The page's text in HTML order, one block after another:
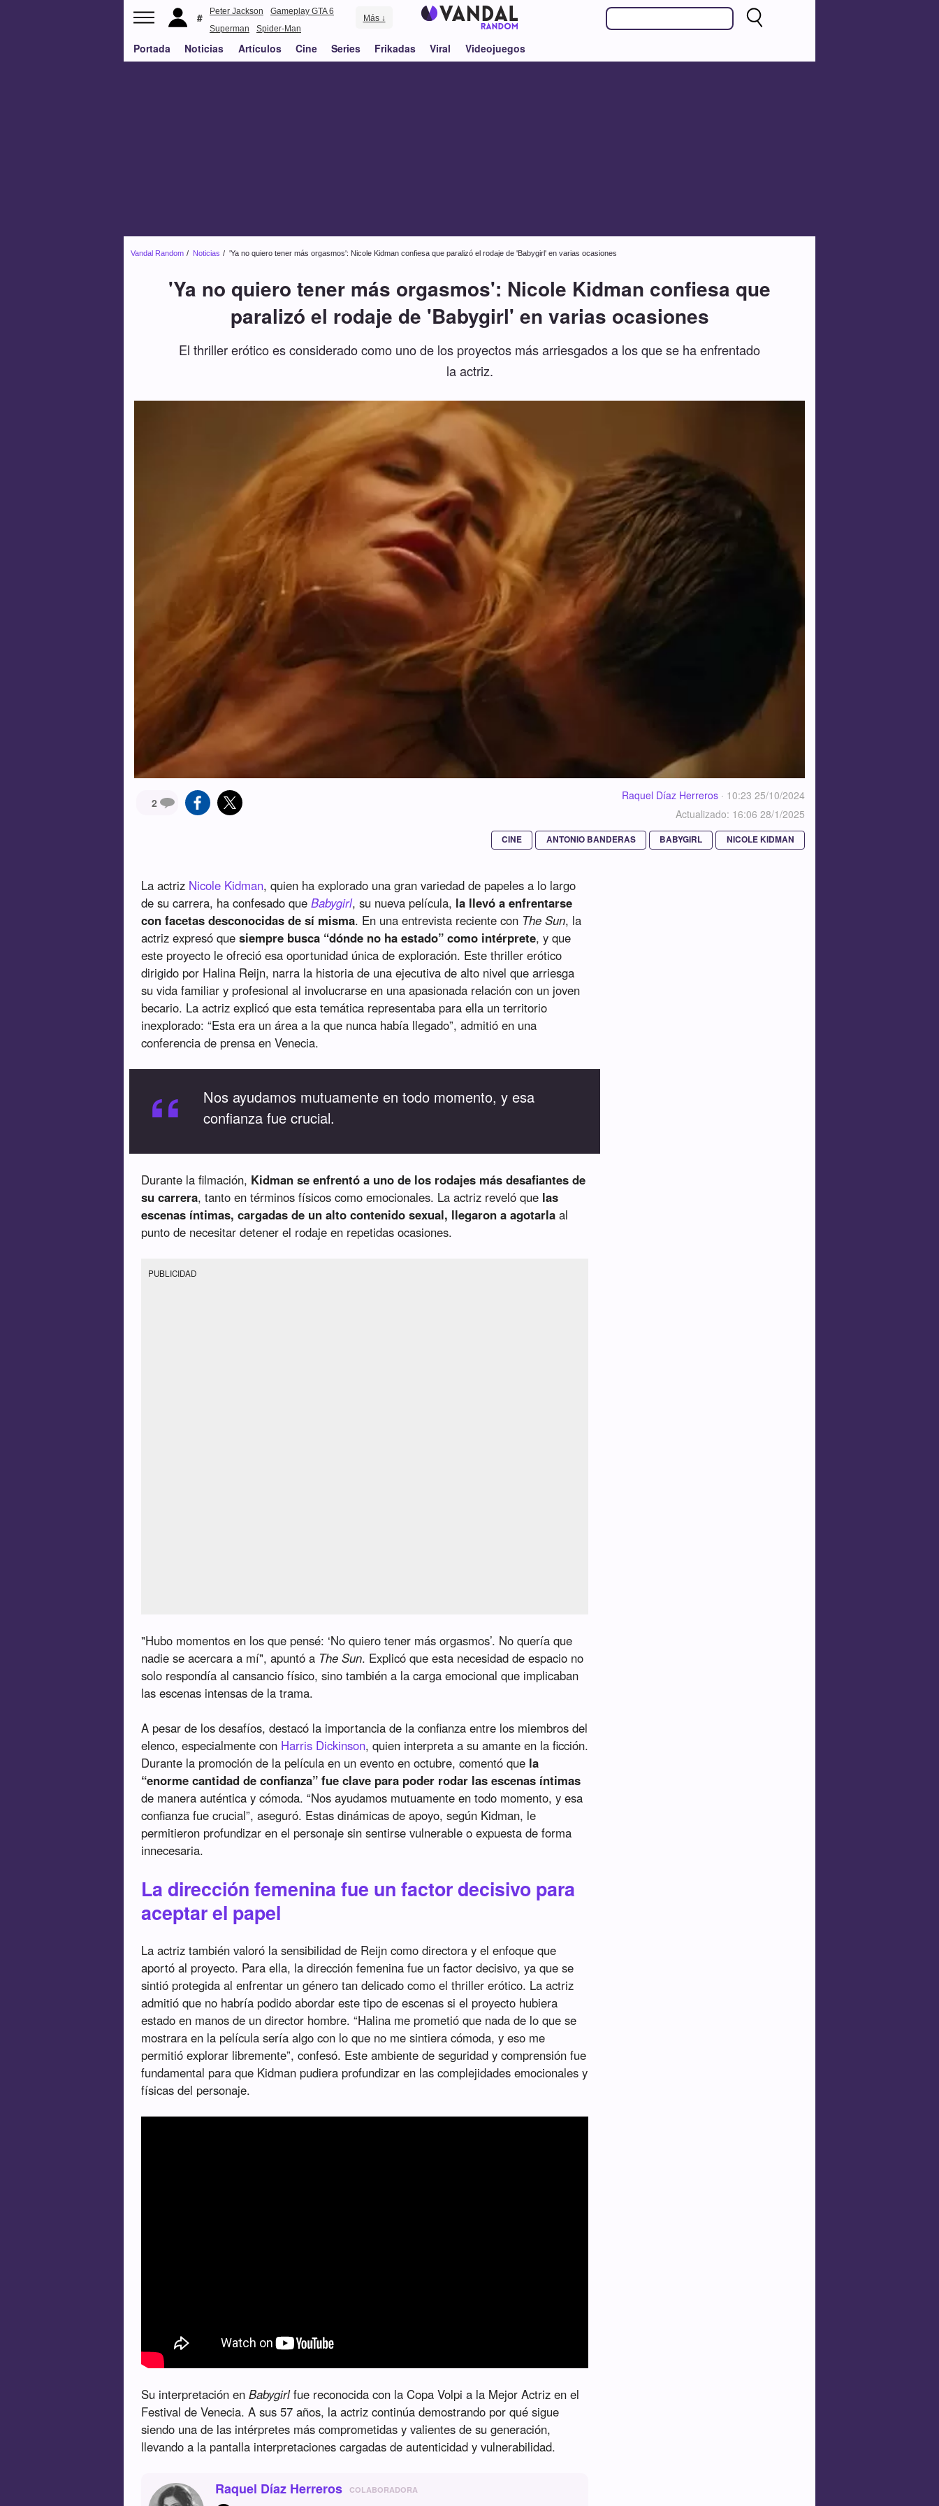
Peter Jackson
Gameplay GTA 6
Superman
Spider-Man
Más ↓
Portada Noticias Artículos Cine Series Frikadas Viral Videojuegos
Vandal Random Noticias 'Ya no quiero tener más orgasmos': Nicole Kidman confiesa que paralizó el rodaje de 'Babygirl' en varias ocasiones
'Ya no quiero tener más orgasmos': Nicole Kidman confiesa que
paralizó el rodaje de 'Babygirl' en varias ocasiones
El thriller erótico es considerado como uno de los proyectos más arriesgados a los que se ha enfrentado
la actriz.
2
Raquel Díaz Herreros · 10:23 25/10/2024
Actualizado: 16:06 28/1/2025
CINE ANTONIO BANDERAS BABYGIRL NICOLE KIDMAN
La actriz Nicole Kidman, quien ha explorado una gran variedad de papeles a lo largo
de su carrera, ha confesado queBabygirl, su nueva película, la llevó a enfrentarse
con facetas desconocidas de sí misma. En una entrevista reciente con The Sun, la
actriz expresó quesiempre busca “dónde no ha estado” como intérprete, y que
este proyecto le ofreció esa oportunidad única de exploración. Este thriller erótico
dirigido por Halina Reijn, narra la historia de una ejecutiva de alto nivel que arriesga
su vida familiar y profesional al involucrarse en una apasionada relación con un joven
becario. La actriz explicó que esta temática representaba para ella un territorio
inexplorado: “Esta era un área a la que nunca había llegado”, admitió en una
conferencia de prensa en Venecia.
“
Nos ayudamos mutuamente en todo momento, y esa
confianza fue crucial.
Durante la filmación, Kidman se enfrentó a uno de los rodajes más desafiantes de
su carrera, tanto en términos físicos como emocionales. La actriz reveló que las
escenas íntimas, cargadas de un alto contenido sexual, llegaron a agotarla al
punto de necesitar detener el rodaje en repetidas ocasiones.
PUBLICIDAD
"Hubo momentos en los que pensé: ‘No quiero tener más orgasmos’. No quería que
nadie se acercara a mí", apuntó a The Sun. Explicó que esta necesidad de espacio no
solo respondía al cansancio físico, sino también a la carga emocional que implicaban
las escenas intensas de la trama.
A pesar de los desafíos, destacó la importancia de la confianza entre los miembros del
elenco, especialmente con Harris Dickinson, quien interpreta a su amante en la ficción.
Durante la promoción de la película en un evento en octubre, comentó que la
“enorme cantidad de confianza” fue clave para poder rodar las escenas íntimas
de manera auténtica y cómoda. “Nos ayudamos mutuamente en todo momento, y esa
confianza fue crucial”, aseguró. Estas dinámicas de apoyo, según Kidman, le
permitieron profundizar en el personaje sin sentirse vulnerable o expuesta de forma
innecesaria.
La dirección femenina fue un factor decisivo para
aceptar el papel
La actriz también valoró la sensibilidad de Reijn como directora y el enfoque que
aportó al proyecto. Para ella, la dirección femenina fue un factor decisivo, ya que se
sintió protegida al enfrentar un género tan delicado como el thriller erótico. La actriz
admitió que no habría podido abordar este tipo de escenas si el proyecto hubiera
estado en manos de un director hombre. “Halina me prometió que nada de lo que se
mostrara en la película sería algo con lo que no me sintiera cómoda, y eso me
permitió explorar libremente”, confesó. Este ambiente de seguridad y comprensión fue
fundamental para que Kidman pudiera profundizar en las complejidades emocionales y
físicas del personaje.
Su interpretación enBabygirlfue reconocida con la Copa Volpi a la Mejor Actriz en el
Festival de Venecia. A sus 57 años, la actriz continúa demostrando por qué sigue
siendo una de las intérpretes más comprometidas y valientes de su generación,
llevando a la pantalla interpretaciones cargadas de autenticidad y vulnerabilidad.
Raquel Díaz Herreros COLABORADORA